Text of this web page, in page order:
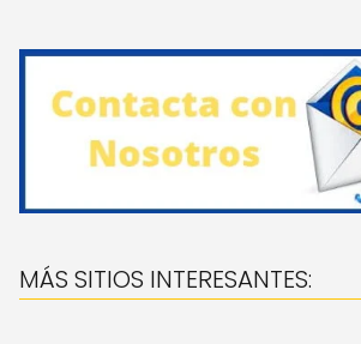
MÁS SITIOS INTERESANTES: